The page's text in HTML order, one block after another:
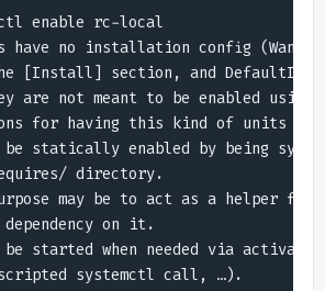
enable rc-local
no installation config
[Install] section, and
are not meant to be enabled using
for having this kind of units
be statically enabled by being
directory.
may be to act as a helper for
on it.
be started when needed via
systemctl call, …).